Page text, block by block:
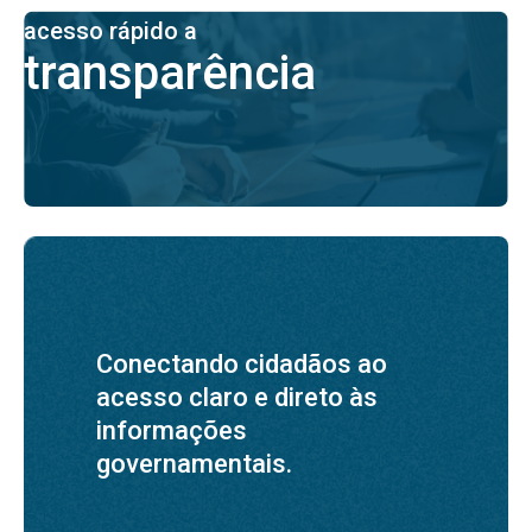
acesso rápido a
transparência
Conectando cidadãos ao
acesso claro e direto às
informações
governamentais.